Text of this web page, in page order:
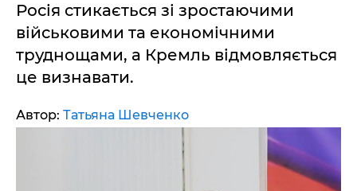
Росія стикається зі зростаючими
військовими та економічними
труднощами, а Кремль відмовляється
це визнавати.
Автор: Татьяна Шевченко